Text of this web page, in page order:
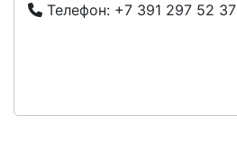
Телефон: +7 391 297 52 37